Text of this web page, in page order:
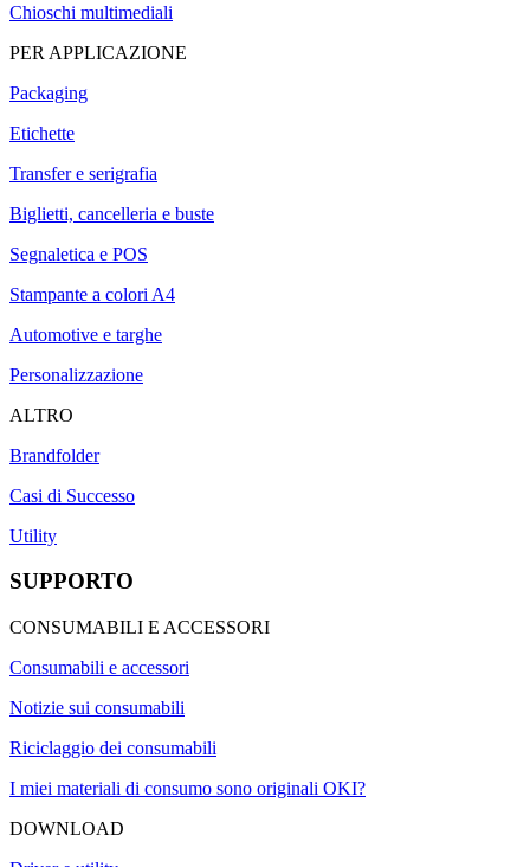
Chioschi multimediali
PER APPLICAZIONE
Packaging
Etichette
Transfer e serigrafia
Biglietti, cancelleria e buste
Segnaletica e POS
Stampante a colori A4
Automotive e targhe
Personalizzazione
ALTRO
Brandfolder
Casi di Successo
Utility
SUPPORTO
CONSUMABILI E ACCESSORI
Consumabili e accessori
Notizie sui consumabili
Riciclaggio dei consumabili
I miei materiali di consumo sono originali OKI?
DOWNLOAD